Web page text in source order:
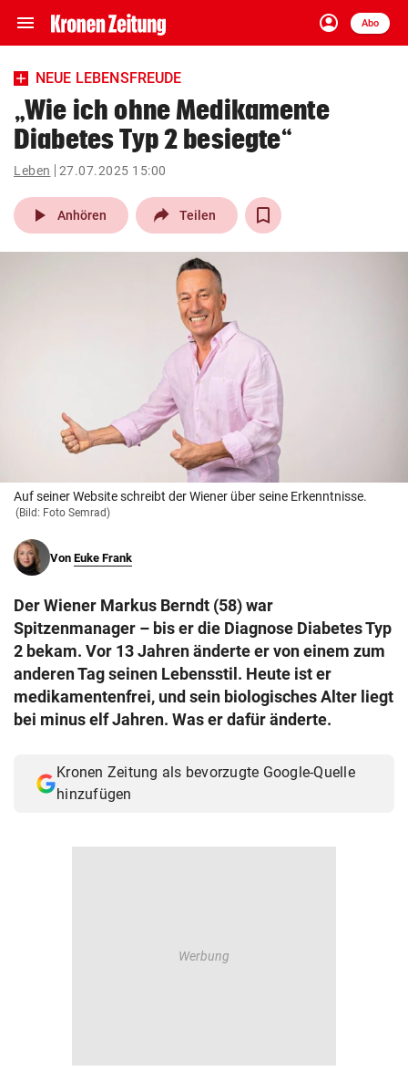
menu Navigation
ein-/ausklappen
account_circle
Anmelden
Abo
close Schließen
account_circle Anmelden
arrow_right
pin_drop
Wien arrow_right
bookmark
© Krone Multimedia GmbH & Co KG 2026
Muthgasse 2, 1190 Wien
NEUE LEBENSFREUDE
„Wie ich ohne Medikamente
Diabetes Typ 2 besiegte“
Leben 27.07.2025 15:00
play_arrow Anhören Teilen
Auf seiner Website schreibt der Wiener über seine Erkenntnisse.
(Bild: Foto Semrad)
Von Euke Frank
Der Wiener Markus Berndt (58) war
Spitzenmanager – bis er die Diagnose Diabetes Typ
2 bekam. Vor 13 Jahren änderte er von einem zum
anderen Tag seinen Lebensstil. Heute ist er
medikamentenfrei, und sein biologisches Alter liegt
bei minus elf Jahren. Was er dafür änderte.
Kronen Zeitung als bevorzugte Google-Quelle
hinzufügen